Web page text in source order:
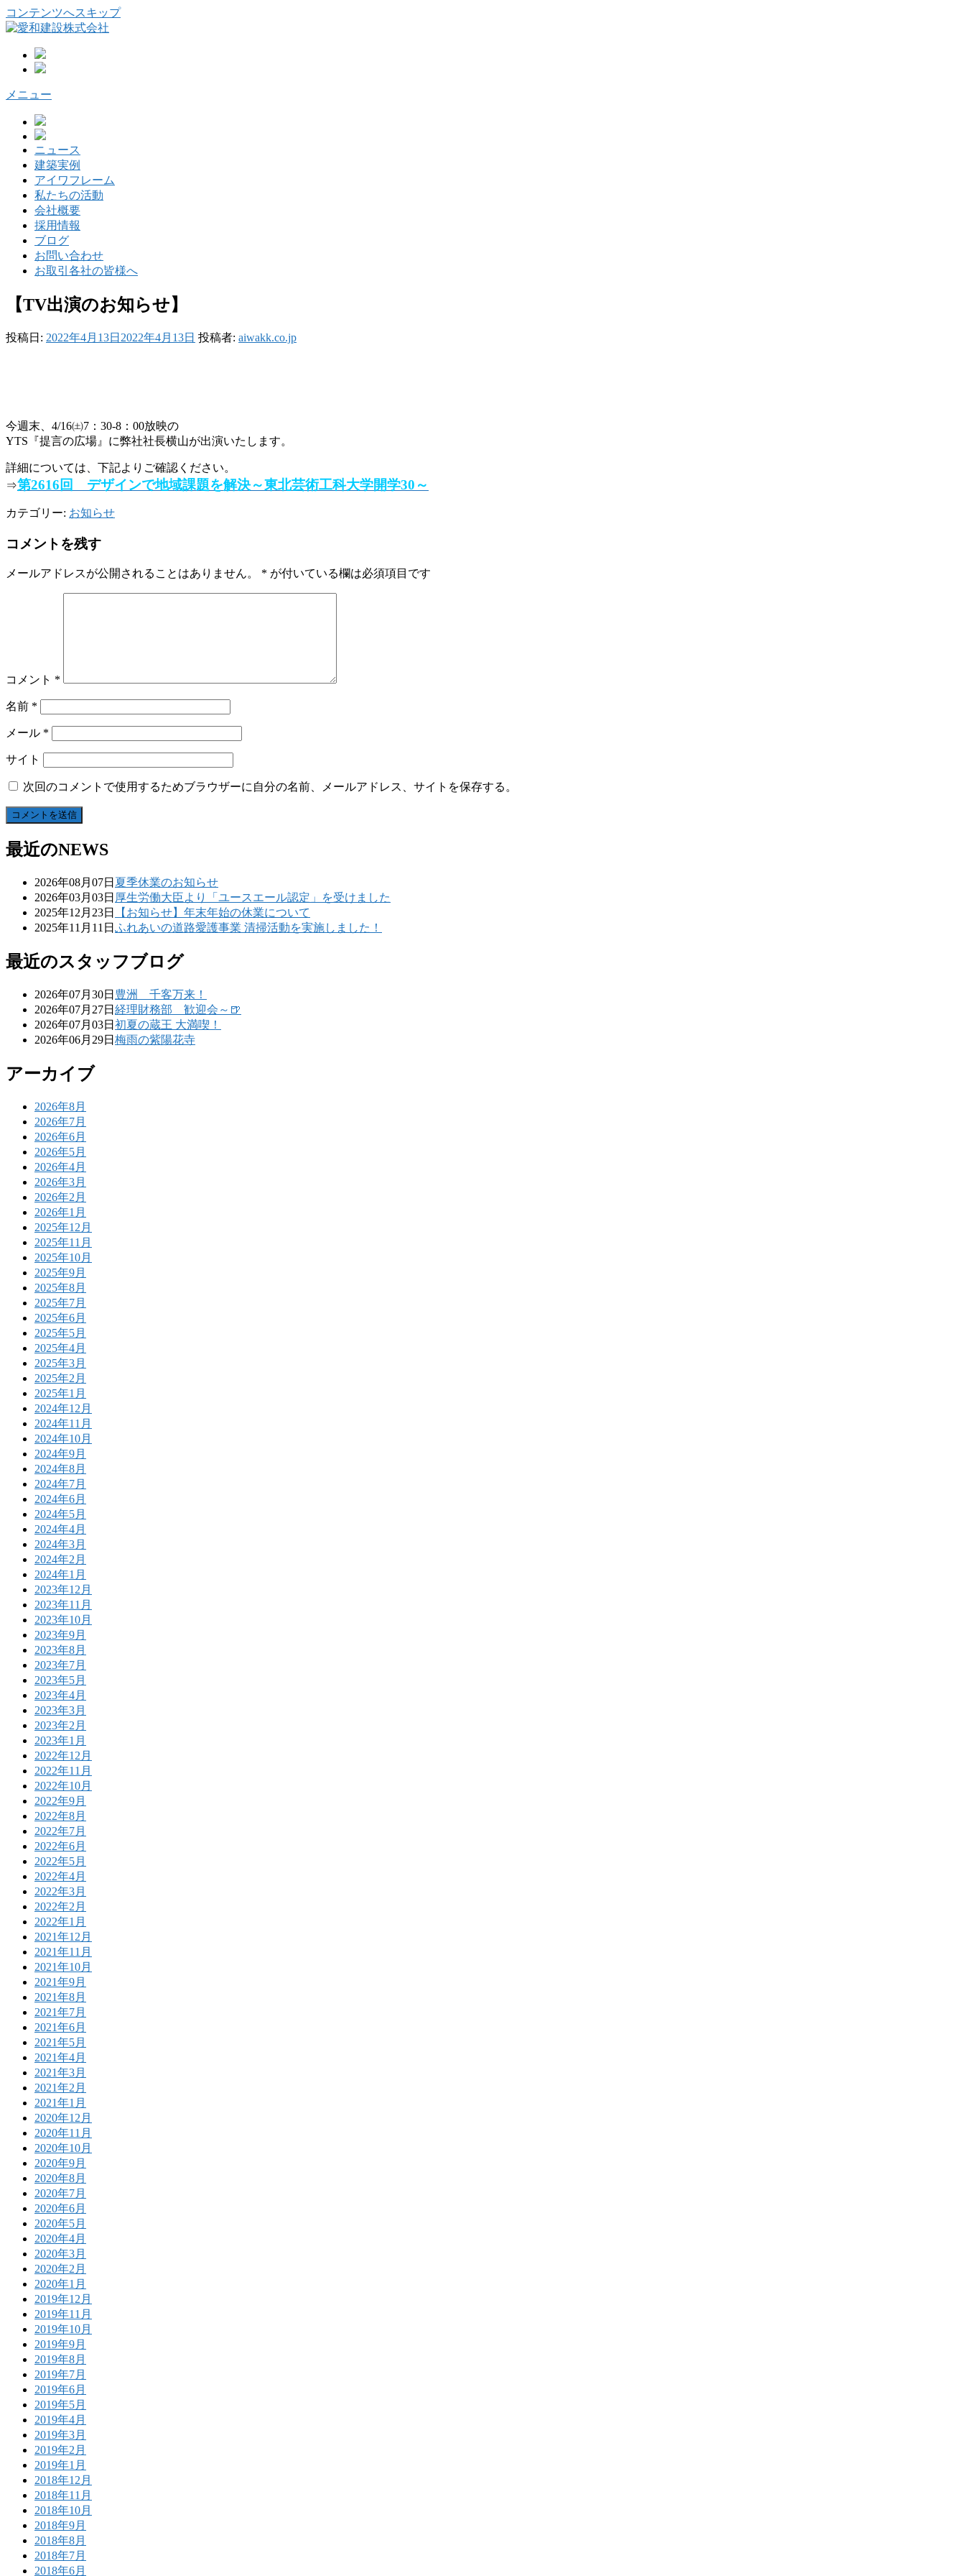
コンテンツへスキップ
メニュー
ニュース
建築実例
アイワフレーム
私たちの活動
会社概要
採用情報
ブログ
お問い合わせ
お取引各社の皆様へ
【TV出演のお知らせ】
投稿日: 2022年4月13日 2022年4月13日 投稿者: aiwakk.co.jp
今週末、4/16㈯7：30-8：00放映の
YTS『提言の広場』に弊社社長横山が出演いたします。
詳細については、下記よりご確認ください。
⇒第2616回 デザインで地域課題を解決～東北芸術工科大学開学30～
カテゴリー: お知らせ
コメントを残す
メールアドレスが公開されることはありません。 * が付いている欄は必須項目です
コメント *
名前 *
メール *
サイト
次回のコメントで使用するためブラウザーに自分の名前、メールアドレス、サイトを保存する。
最近のNEWS
2026年08月07日 夏季休業のお知らせ
2026年03月03日 厚生労働大臣より「ユースエール認定」を受けました
2025年12月23日
【お知らせ】年末年始の休業について
2025年11月11日 ふれあいの道路愛護事業 清掃活動を実施しました！
最近のスタッフブログ
2026年07月30日 豊洲 千客万来！
2026年07月27日 経理財務部 歓迎会～🍺
2026年07月03日 初夏の蔵王 大満喫！
2026年06月29日 梅雨の紫陽花寺
アーカイブ
2026年8月
2026年7月
2026年6月
2026年5月
2026年4月
2026年3月
2026年2月
2026年1月
2025年12月
2025年11月
2025年10月
2025年9月
2025年8月
2025年7月
2025年6月
2025年5月
2025年4月
2025年3月
2025年2月
2025年1月
2024年12月
2024年11月
2024年10月
2024年9月
2024年8月
2024年7月
2024年6月
2024年5月
2024年4月
2024年3月
2024年2月
2024年1月
2023年12月
2023年11月
2023年10月
2023年9月
2023年8月
2023年7月
2023年5月
2023年4月
2023年3月
2023年2月
2023年1月
2022年12月
2022年11月
2022年10月
2022年9月
2022年8月
2022年7月
2022年6月
2022年5月
2022年4月
2022年3月
2022年2月
2022年1月
2021年12月
2021年11月
2021年10月
2021年9月
2021年8月
2021年7月
2021年6月
2021年5月
2021年4月
2021年3月
2021年2月
2021年1月
2020年12月
2020年11月
2020年10月
2020年9月
2020年8月
2020年7月
2020年6月
2020年5月
2020年4月
2020年3月
2020年2月
2020年1月
2019年12月
2019年11月
2019年10月
2019年9月
2019年8月
2019年7月
2019年6月
2019年5月
2019年4月
2019年3月
2019年2月
2019年1月
2018年12月
2018年11月
2018年10月
2018年9月
2018年8月
2018年7月
2018年6月